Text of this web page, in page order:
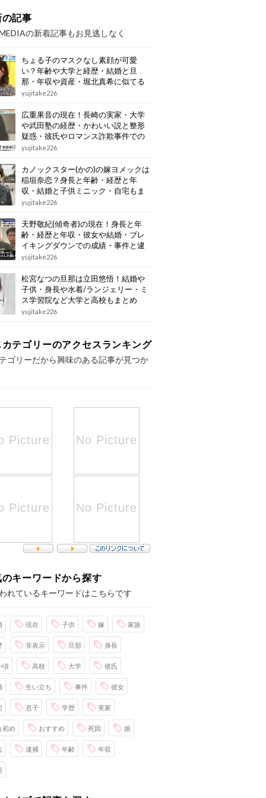
記事
の新着記事もお見逃しなく
ちょる子のマスクなし素顔が可愛
い？年齢や大学と経歴・結婚と旦
那・年収や資産・堀北真希に似てる
画像もまとめ
yujitake226
広重果音の現在！長崎の実家・大学
や武田塾の経歴・かわいい説と整形
疑惑・彼氏やロマンス詐欺事件での
逮捕もまとめ
yujitake226
カノックスター(かの)の嫁ヨメックは
稲垣奈恋？身長と年齢・経歴と年
収・結婚と子供ミニック・自宅もま
とめ
yujitake226
天野敬紀(傾奇者)の現在！身長と年
齢・経歴と年収・彼女や結婚・ブレ
イキングダウンでの成績・事件と逮
捕もまとめ
yujitake226
松宮なつの旦那は立田悠悟！結婚や
子供・身長や水着/ランジェリー・ミ
ス学習院など大学と高校もまとめ
yujitake226
テゴリーのアクセスランキング
ゴリーだから興味のある記事が見つか
キーワードから探す
れているキーワードはこちらです
現在 子供 嫁 家族
非表示 旦那 身長
頃 高校 大学 彼氏
生い立ち 事件 彼女
息子 学歴 実家
初め おすすめ 死因 娘
逮捕 年齢 年収